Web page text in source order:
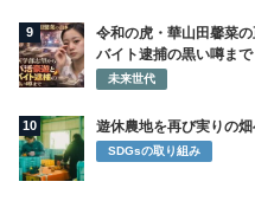
9
令和の虎・華山田馨菜
バイト逮捕の黒い噂まで
未来世代
10 遊休農地を再び実りの
SDGsの取り組み